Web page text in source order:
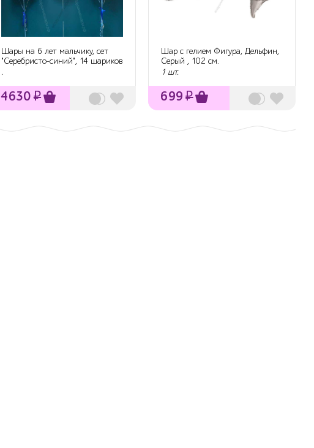
Шары на 6 лет мальчику, сет
"Серебристо-синий", 14 шариков
.
4630₽
Шар с гелием Фигура, Дельфин,
Серый , 102 см.
1 шт.
699 ₽